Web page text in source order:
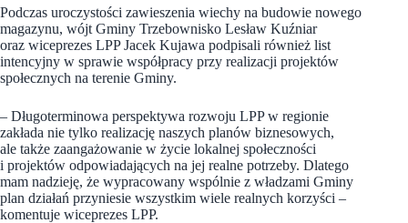
Podczas uroczystości zawieszenia wiechy na budowie nowego
magazynu, wójt Gminy Trzebownisko Lesław Kuźniar
oraz wiceprezes LPP Jacek Kujawa podpisali również list
intencyjny w sprawie współpracy przy realizacji projektów
społecznych na terenie Gminy.
– Długoterminowa perspektywa rozwoju LPP w regionie
zakłada nie tylko realizację naszych planów biznesowych,
ale także zaangażowanie w życie lokalnej społeczności
i projektów odpowiadających na jej realne potrzeby. Dlatego
mam nadzieję, że wypracowany wspólnie z władzami Gminy
plan działań przyniesie wszystkim wiele realnych korzyści –
komentuje wiceprezes LPP.